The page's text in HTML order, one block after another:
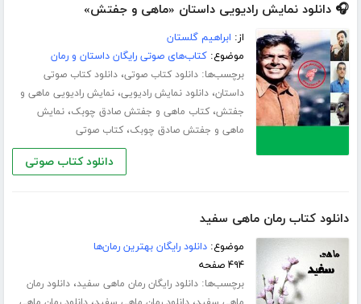
🎧 دانلود نمایش رادیویی داستان «ماهی و جفتش»
از: ابراهیم گلستان
موضوع:کتاب‌های صوتی رایگان داستان و رمان
برچسب‌ها:دانلود کتاب صوتی،دانلود کتاب صوتی
داستان،دانلود نمایش رادیویی،نمایش رادیویی ماهی و
جفتش،کتاب ماهی و جفتش صادق چوبک،نمایش
ماهی و جفتش صادق چوبک،کتاب صوتی
دانلود کتاب صوتی
دانلود کتاب رمان ماهی سفید
موضوع:دانلود رایگان بهترین رمان‌ها
۴۹۴ صفحه
برچسب‌ها:دانلود رایگان رمان ماهی سفید،دانلود رمان